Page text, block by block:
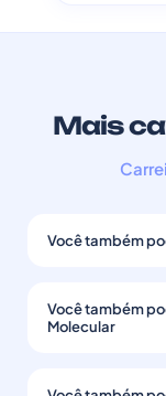
Mais
Você também
Você também
Molecular